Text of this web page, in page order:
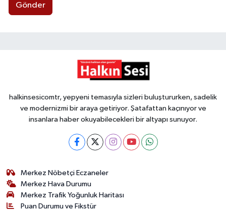
Gönder
halkinsesicomtr, yepyeni temasıyla sizleri buluştururken, sadelik
ve modernizmi bir araya getiriyor. Şatafattan kaçınıyor ve
insanlara haber okuyabilecekleri bir altyapı sunuyor.
Merkez Nöbetçi Eczaneler
Merkez Hava Durumu
Merkez Trafik Yoğunluk Haritası
Puan Durumu ve Fikstür